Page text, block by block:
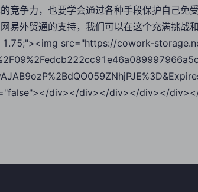
竞争力，也要学会通过各种手段保护自己免
易外贸通的支持，我们可以在这个充满挑战
src="https://cowork-
div></div></div></div></